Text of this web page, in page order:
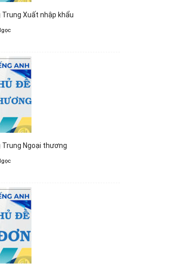
Xuất nhập khẩu
Ngoại thương